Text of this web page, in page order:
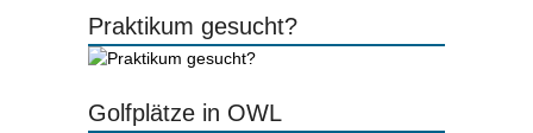
Praktikum gesucht?
Golfplätze in OWL